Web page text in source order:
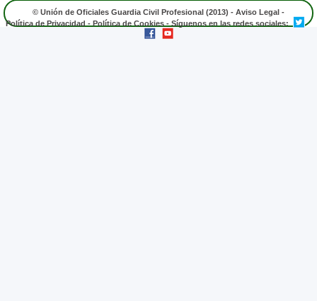
© Unión de Oficiales Guardia Civil Profesional (2013) - Aviso Legal -
Política de Privacidad - Política de Cookies - Síguenos en las redes sociales: